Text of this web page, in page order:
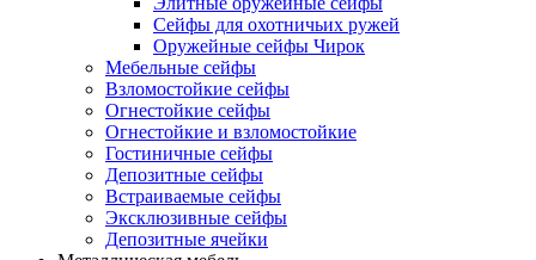
Сейфы для охотничьих ружей
Оружейные сейфы Чирок
Мебельные сейфы
Взломостойкие сейфы
Огнестойкие сейфы
Огнестойкие и взломостойкие
Гостиничные сейфы
Депозитные сейфы
Встраиваемые сейфы
Эксклюзивные сейфы
Депозитные ячейки